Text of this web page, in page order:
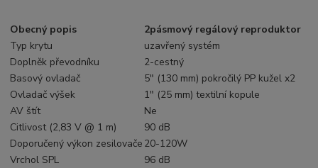
Obecný popis
2pásmový regálový reproduktor
Typ krytu
uzavřený systém
Doplněk převodníku
2-cestný
Basový ovladač
5" (130 mm) pokročilý PP kužel x2
Ovladač výšek
1" (25 mm) textilní kopule
AV štít
Ne
Citlivost (2,83 V @ 1 m)
90 dB
Doporučený výkon zesilovače 20-120W
Vrchol SPL
96 dB